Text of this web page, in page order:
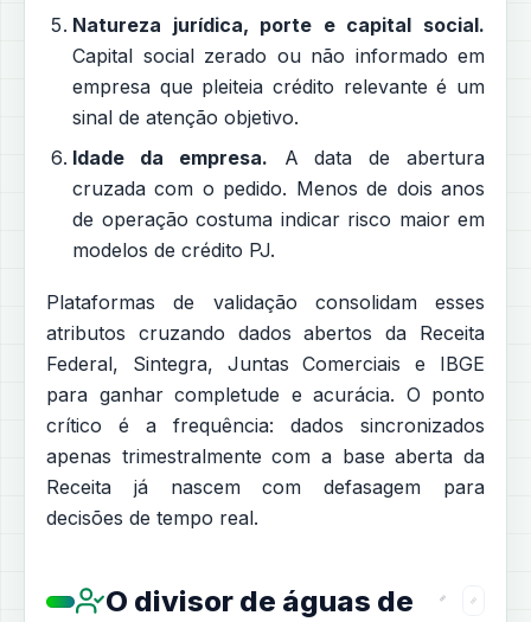
Natureza jurídica, porte e capital social.
Capital social zerado ou não informado em
empresa que pleiteia crédito relevante é um
sinal de atenção objetivo.
Idade da empresa. A data de abertura
cruzada com o pedido. Menos de dois anos
de operação costuma indicar risco maior em
modelos de crédito PJ.
Plataformas de validação consolidam esses
atributos cruzando dados abertos da Receita
Federal, Sintegra, Juntas Comerciais e IBGE
para ganhar completude e acurácia. O ponto
crítico é a frequência: dados sincronizados
apenas trimestralmente com a base aberta da
Receita já nascem com defasagem para
decisões de tempo real.
O divisor de águas de